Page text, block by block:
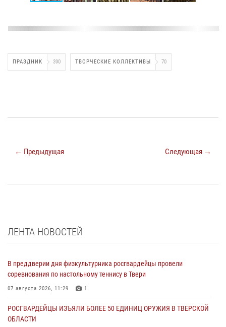
ПРАЗДНИК 390 ТВОРЧЕСКИЕ КОЛЛЕКТИВЫ 70
← Предыдущая Следующая →
ЛЕНТА НОВОСТЕЙ
В преддверии дня физкультурника росгвардейцы провели
соревнования по настольному теннису в Твери
07 августа 2026, 11:29 1
РОСГВАРДЕЙЦЫ ИЗЪЯЛИ БОЛЕЕ 50 ЕДИНИЦ ОРУЖИЯ В ТВЕРСКОЙ
ОБЛАСТИ